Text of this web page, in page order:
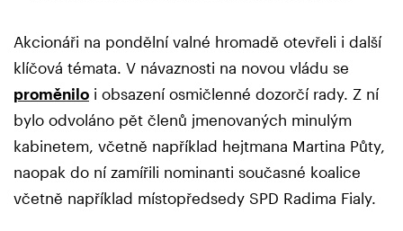
Akcionáři na pondělní valné hromadě otevřeli i další
klíčová témata. V návaznosti na novou vládu se
proměnilo i obsazení osmičlenné dozorčí rady. Z ní
bylo odvoláno pět členů jmenovaných minulým
kabinetem, včetně například hejtmana Martina Půty,
naopak do ní zamířili nominanti současné koalice
včetně například místopředsedy SPD Radima Fialy.